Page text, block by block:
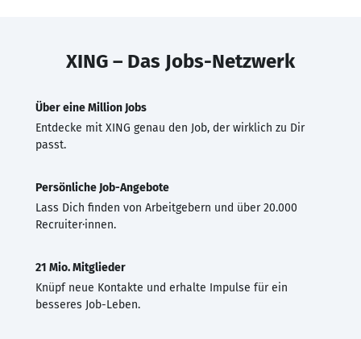
XING – Das Jobs-Netzwerk
Über eine Million Jobs
Entdecke mit XING genau den Job, der wirklich zu Dir
passt.
Persönliche Job-Angebote
Lass Dich finden von Arbeitgebern und über 20.000
Recruiter·innen.
21 Mio. Mitglieder
Knüpf neue Kontakte und erhalte Impulse für ein
besseres Job-Leben.